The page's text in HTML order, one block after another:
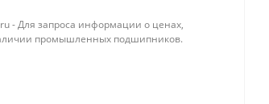
- Для запроса информации о ценах,
промышленных подшипников.